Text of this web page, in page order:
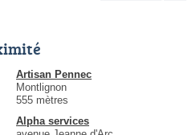
Artisan Pennec
Montlignon
555 mètres
Alpha services